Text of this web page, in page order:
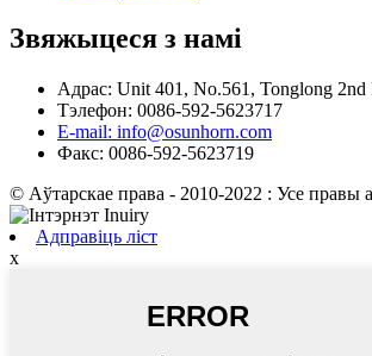
Звяжыцеся з намі
Адрас: Unit 401, No.561, Tonglong
Тэлефон: 0086-592-5623717
E-mail: info@osunhorn.com
Факс: 0086-592-5623719
© Аўтарскае права - 2010-2022 : Усе правы
Адправіць ліст
x